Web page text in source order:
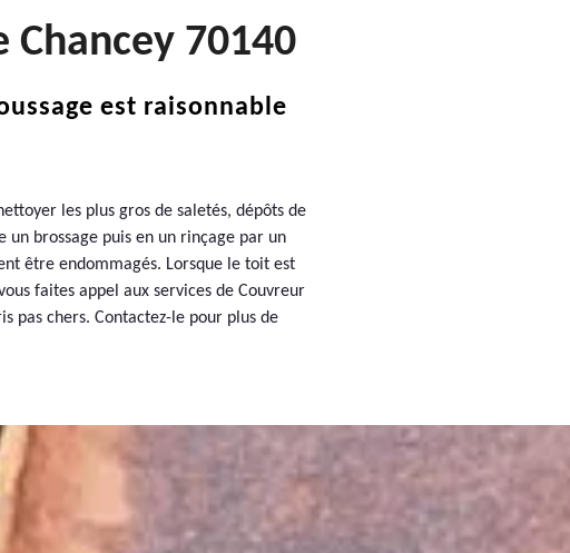
70140
est raisonnable
les plus gros de saletés, dépôts de
un brossage puis en un rinçage par un
être endommagés. Lorsque le toit est
faites appel aux services de Couvreur
pas chers. Contactez-le pour plus de